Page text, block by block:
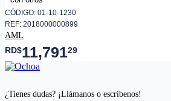
CÓDIGO: 01-10-1230
REF: 2018000000899
AML
RD$11,79129
¿Tienes dudas? ¡Llámanos o escríbenos!